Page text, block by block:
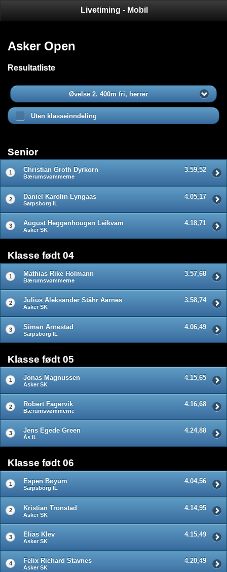
Livetiming - Mobil
Asker Open
Resultatliste
Øvelse 2. 400m fri, herrer
Uten klasseinndeling
Senior
1 Christian Groth Dyrkorn
Bærumsvømmerne
3.59,52
2 Daniel Karolin Lyngaas
Sarpsborg IL
4.05,17
3 August Heggenhougen Leikvam
Asker SK
4.18,71
Klasse født 04
1 Mathias Rike Holmann
Bærumsvømmerne
3.57,68
2 Julius Aleksander Stähr Aarnes
Asker SK
3.58,74
3 Simen Arnestad
Sarpsborg IL
4.06,49
Klasse født 05
1 Jonas Magnussen
Asker SK
4.15,65
2 Robert Fagervik
Bærumsvømmerne
4.16,68
3 Jens Egede Green
Ås IL
4.24,88
Klasse født 06
1 Espen Bøyum
Sarpsborg IL
4.04,56
2 Kristian Tronstad
Asker SK
4.14,95
3 Elias Klev
Asker SK
4.15,49
4 Felix Richard Stavnes
Asker SK
4.20,49